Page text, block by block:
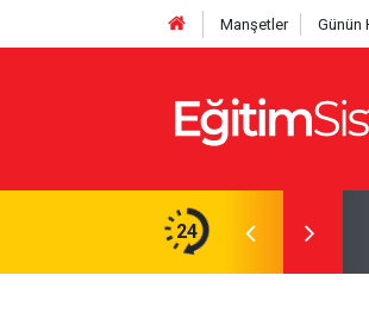
Manşetler Günün
24
Sınavla Alan Liseler Yüzde 95,76